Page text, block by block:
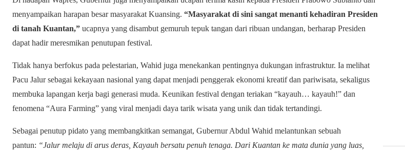
menyampaikan harapan besar masyarakat Kuansing. “Masyarakat di sini sangat menanti kehadiran Presiden
di tanah Kuantan,” ucapnya yang disambut gemuruh tepuk tangan dari ribuan undangan, berharap Presiden
dapat hadir meresmikan penutupan festival.
Tidak hanya berfokus pada pelestarian, Wahid juga menekankan pentingnya dukungan infrastruktur. Ia melihat
Pacu Jalur sebagai kekayaan nasional yang dapat menjadi penggerak ekonomi kreatif dan pariwisata, sekaligus
membuka lapangan kerja bagi generasi muda. Keunikan festival dengan teriakan “kayauh… kayauh!” dan
fenomena “Aura Farming” yang viral menjadi daya tarik wisata yang unik dan tidak tertandingi.
Sebagai penutup pidato yang membangkitkan semangat, Gubernur Abdul Wahid melantunkan sebuah
pantun: “Jalur melaju di arus deras, Kayauh bersatu penuh tenaga. Dari Kuantan ke mata dunia yang luas,